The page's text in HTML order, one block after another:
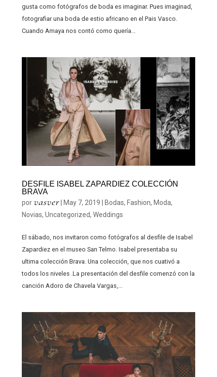
gusta como fotógrafos de boda es imaginar. Pues imaginad,
fotografiar una boda de estio africano en el Pais Vasco.
Cuando Amaya nos contó como quería...
DESFILE ISABEL ZAPARDIEZ COLECCIÓN
BRAVA
por vasver| May 7, 2019 | Bodas, Fashion, Moda,
Novias, Uncategorized, Weddings
El sábado, nos invitaron como fotógrafos al desfile de Isabel
Zapardiez en el museo San Telmo. Isabel presentaba su
ultima colección Brava. Una colección, que nos cuativó a
todos los niveles .La presentación del desfile comenzó con la
canción Adoro de Chavela Vargas,...